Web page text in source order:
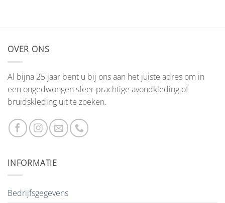
OVER ONS
Al bijna 25 jaar bent u bij ons aan het juiste adres om in
een ongedwongen sfeer prachtige avondkleding of
bruidskleding uit te zoeken.
INFORMATIE
Bedrijfsgegevens